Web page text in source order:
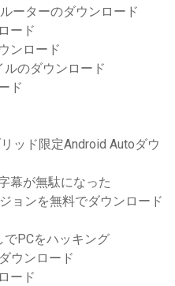
ーターのダウンロード
ード
ンロード
のダウンロード
ド
ッド限定Android Autoダウ
幕が無駄になった
ョンを無料でダウンロード
PCをハッキング
ウンロード
ード